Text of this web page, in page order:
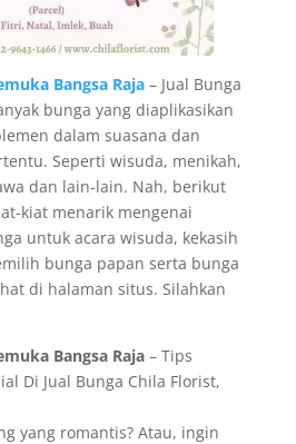
Bangsa Raja– Jual Bunga
bunga yang diaplikasikan
dalam suasana dan
Seperti wisuda, menikah,
dan lain-lain. Nah, berikut
kiat menarik mengenai
untuk acara wisuda, kekasih
bunga papan serta bunga
di halaman situs. Silahkan
Bangsa Raja– Tips
Di Jual Bunga Chila Florist,
yang romantis? Atau, ingin